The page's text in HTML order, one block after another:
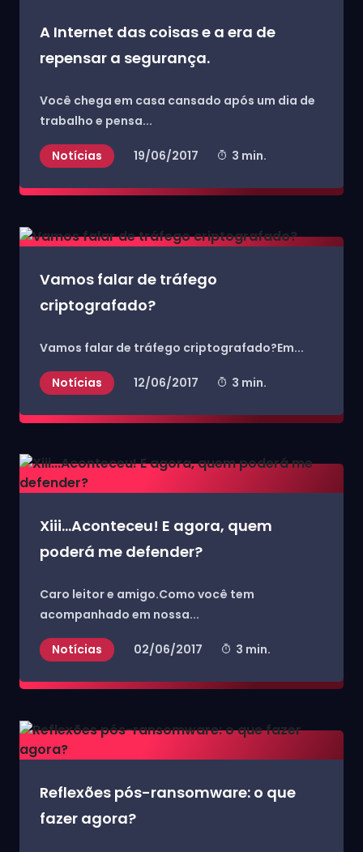
A Internet das coisas e a era de
repensar a segurança.
Você chega em casa cansado após um dia de
trabalho e pensa...
Notícias 19/06/2017 3 min.
Vamos falar de tráfego
criptografado?
Vamos falar de tráfego criptografado?Em...
Notícias 12/06/2017 3 min.
Xiii...Aconteceu! E agora, quem
poderá me defender?
Caro leitor e amigo.Como você tem
acompanhado em nossa...
Notícias 02/06/2017 3 min.
Reflexões pós-ransomware: o que
fazer agora?